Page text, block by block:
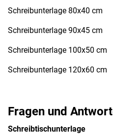
Fragen und
Schreibtischunterlage
Schreibunterlage 80x40 cm
Schreibunterlage 90x45 cm
Schreibunterlage 100x50 cm
Schreibunterlage 120x60 cm